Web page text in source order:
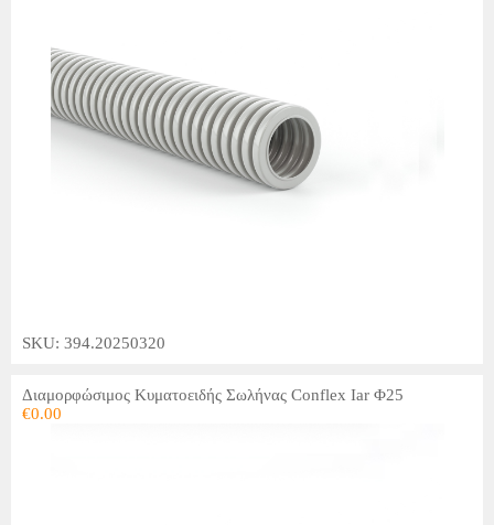
SKU: 394.20250320
Διαμορφώσιμος Κυματοειδής Σωλήνας Conflex Iar Φ25
€0.00